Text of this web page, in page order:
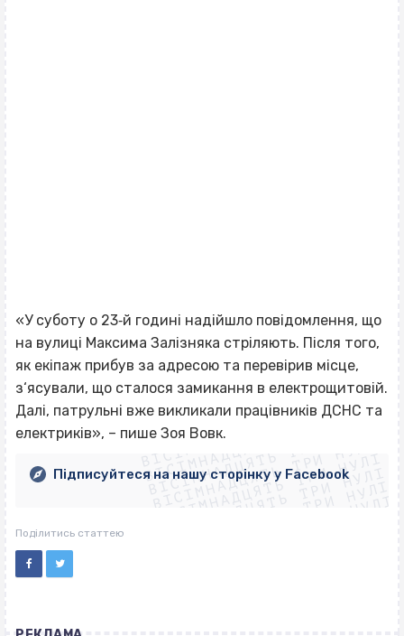
«У суботу о 23‐й годині надійшло повідомлення, що
на вулиці Максима Залізняка стріляють. Після того,
як екіпаж прибув за адресою та перевірив місце,
з‘ясували, що сталося замикання в електрощитовій.
Далі, патрульні вже викликали працівників ДСНС та
електриків», – пише Зоя Вовк.ВІСІМНАДЦЯТЬ ТРИ НУЛІ
ВІСІМНАДЦЯТЬ ТРИ НУЛІ
ВІСІМНАДЦЯТЬ ТРИ НУЛІ
ВІСІМНАДЦЯТЬ ТРИ НУЛІ
ВІСІМНАДЦЯТЬ ТРИ НУЛІ
ВІСІМНАДЦЯТЬ ТРИ НУЛІ
ВІСІМНАДЦЯТЬ ТРИ НУЛІ
ВІСІМНАДЦЯТЬ ТРИ НУЛІ
Підписуйтеся на нашу сторінку у Facebook
Поділитись статтею